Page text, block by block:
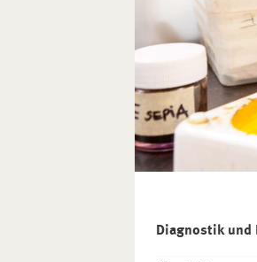
Diagnostik und